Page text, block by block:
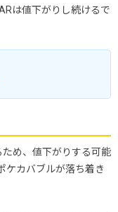
は値下がりし続けるで
め、値下がりする可能
ケカバブルが落ち着き